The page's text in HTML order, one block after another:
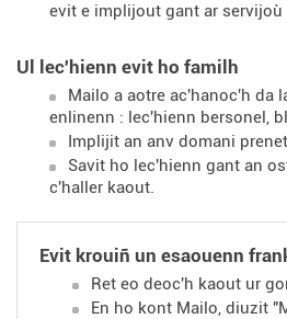
evit e implijout gant ar servijoù
Ul lec'hienn evit ho familh
Mailo a aotre ac'hanoc'h da
enlinenn : lec'hienn bersonel,
Implijit an anv domani
Savit ho lec'hienn gant an
c'haller kaout.
Evit krouiñ un esaouenn
Ret eo deoc'h kaout ur
En ho kont Mailo, diuzit